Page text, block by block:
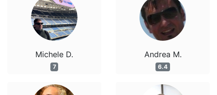
Michele D.
7
Andrea M.
6.4